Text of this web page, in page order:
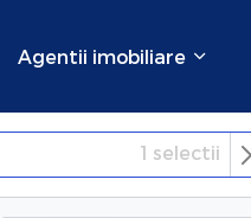
Agentii imobiliare
1 selectii